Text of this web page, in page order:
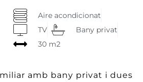
Aire acondicionat
TV
Bany privat
30 m2
amb bany privat i dues